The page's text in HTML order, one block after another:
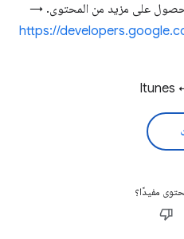
https://
Itunes
مفيدًا؟